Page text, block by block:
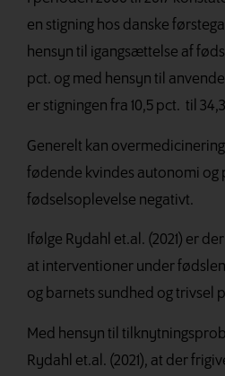
en stigning hos danske
hensyn til igangsættelse af
pct. og med hensyn til
er stigningen fra 10,5 pct. til
Generelt kan
fødende kvindes autonomi og
fødselsoplevelse negativt.
Ifølge Rydahl et.al. (2021) er
at interventioner under
og barnets sundhed og trivsel
Med hensyn til
Rydahl et.al. (2021), at der